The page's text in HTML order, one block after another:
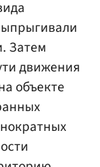
Затем
движения
объекте